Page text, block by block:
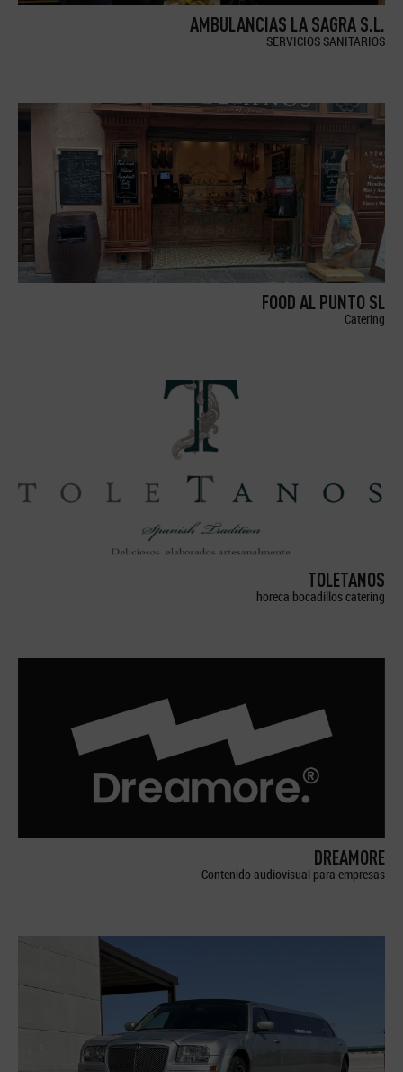
AMBULANCIAS LA SAGRA S.L.
SERVICIOS SANITARIOS
FOOD AL PUNTO SL
Catering
TOLETANOS
horeca bocadillos catering
DREAMORE
Contenido audiovisual para empresas